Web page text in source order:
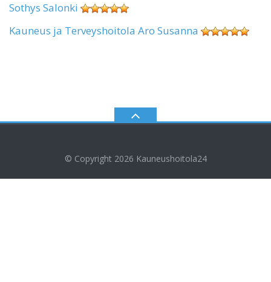
Sothys Salonki
Kauneus ja Terveyshoitola Aro Susanna
© Copyright 2026 Kauneushoitola24